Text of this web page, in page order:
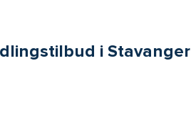
i Stavanger